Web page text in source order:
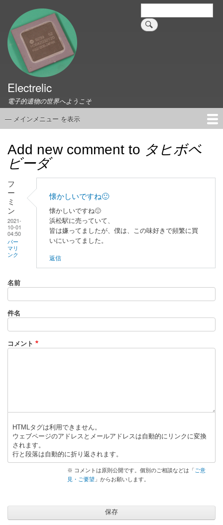
検
索
Electrelic
電子的遺物の世界へようこそ
メ
メ
— メインメニュー を表示
Add new comment to タヒボベ
ビーダ
フ
ー
ミ
ン
2021-
10-01
04:50
パー
マリ
ンク
懐かしいですね🙂
懐かしいですね🙂
浜松駅に売っていて、
皆は嫌ってましたが、僕は、この味好きで頻繁に買
いにいってました。
返信
名前
件名
コメント
HTMLタグは利用できません。
ウェブページのアドレスとメールアドレスは自動的にリンクに変換
されます。
行と段落は自動的に折り返されます。
※ コメントは原則公開です。個別のご相談などは「 ご意
見・ご要望 」からお願いします。